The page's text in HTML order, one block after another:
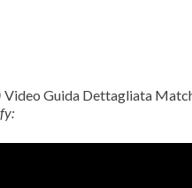
Video Guida Dettagliata